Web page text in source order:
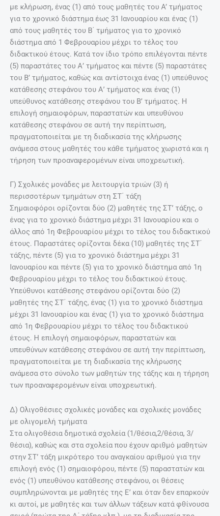
με κλήρωση, ένας (1) από τους μαθητές του A’ τμήματος
για το χρονικό διάστημα έως 31 Ιανουαρίου και ένας (1)
από τους μαθητές του Β΄ τμήματος για το χρονικό
διάστημα από 1 Φεβρουαρίου μέχρι το τέλος του
διδακτικού έτους. Κατά τον ίδιο τρόπο επιλέγονται πέντε
(5) παραστάτες του Α’ τμήματος και πέντε (5) παραστάτες
του Β’ τμήματος, καθώς και αντίστοιχα ένας (1) υπεύθυνος
κατάθεσης στεφάνου του Α’ τμήματος και ένας (1)
υπεύθυνος κατάθεσης στεφάνου του Β’ τμήματος. Η
επιλογή σημαιοφόρων, παραστατών και υπευθύνου
κατάθεσης στεφάνου σε αυτή την περίπτωση,
πραγματοποιείται με τη διαδικασία της κλήρωσης
ανάμεσα στους μαθητές του κάθε τμήματος χωριστά και η
τήρηση των προαναφερομένων είναι υποχρεωτική.
Γ) Σχολικές μονάδες με λειτουργία τριών (3) ή
περισσοτέρων τμημάτων στη ΣΤ΄ τάξη
Σημαιοφόροι ορίζονται δύο (2) μαθητές της ΣΤ’ τάξης, o
ένας για το χρονικό διάστημα μέχρι 31 Ιανουαρίου και o
άλλος από 1η Φεβρουαρίου μέχρι το τέλος του διδακτικού
έτους. Παραστάτες ορίζονται δέκα (10) μαθητές της ΣΤ΄
τάξης, πέντε (5) για το χρονικό διάστημα μέχρι 31
Ιανουαρίου και πέντε (5) για το χρονικό διάστημα από 1η
Φεβρουαρίου μέχρι το τέλος του διδακτικού έτους.
Υπεύθυνοι κατάθεσης στεφάνου ορίζονται δύο (2)
μαθητές της ΣΤ΄ τάξης, ένας (1) για το χρονικό διάστημα
μέχρι 31 Ιανουαρίου και ένας (1) για το χρονικό διάστημα
από 1η Φεβρουαρίου μέχρι το τέλος του διδακτικού
έτους. Η επιλογή σημαιοφόρων, παραστατών και
υπευθύνων κατάθεσης στεφάνου σε αυτή την περίπτωση,
πραγματοποιείται με τη διαδικασία της κλήρωσης
ανάμεσα στο σύνολο των μαθητών της τάξης και η τήρηση
των προαναφερομένων είναι υποχρεωτική.
Δ) Ολιγοθέσιες σχολικές μονάδες και σχολικές μονάδες
με ολιγομελή τμήματα
Στα ολιγοθέσια δημοτικά σχολεία (1/θέσια,2/θέσια, 3/
θέσια), καθώς και στα σχολεία που έχουν αριθμό μαθητών
στην ΣΤ’ τάξη μικρότερο του αναγκαίου αριθμού για την
επιλογή ενός (1) σημαιοφόρου, πέντε (5) παραστατών και
ενός (1) υπευθύνου κατάθεσης στεφάνου, οι θέσεις
συμπληρώνονται με μαθητές της Ε’ και όταν δεν επαρκούν
κι αυτοί, με μαθητές και των άλλων τάξεων κατά φθίνουσα